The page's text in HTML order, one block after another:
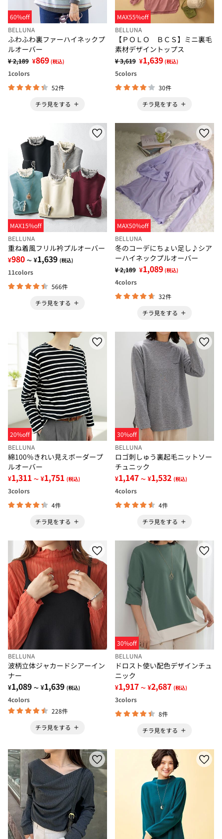
60%off
BELLUNA
ふわふわ裏ファーハイネックプ
ルオーバー
¥ 2,189 ¥869 (税込)
1colors
52件
チラ見をする
MAX55%off
BELLUNA
【ＰＯＬＯ ＢＣＳ】ミニ裏毛
素材デザイントップス
¥ 3,619 ¥1,639 (税込)
5colors
30件
チラ見をする
MAX15%off
BELLUNA
重ね着風フリル衿プルオーバー
¥980 ～ ¥1,639 (税込)
11colors
566件
チラ見をする
MAX50%off
BELLUNA
冬のコーデにちょい足し♪シア
ーハイネックプルオーバー
¥ 2,189 ¥1,089 (税込)
4colors
32件
チラ見をする
20%off
BELLUNA
綿100％きれい見えボーダープ
ルオーバー
¥1,311 ～ ¥1,751 (税込)
3colors
4件
チラ見をする
30%off
BELLUNA
ロゴ刺しゅう裏起毛ニットソー
チュニック
¥1,147 ～ ¥1,532 (税込)
4colors
4件
チラ見をする
BELLUNA
波柄立体ジャカードシアーイン
ナー
¥1,089 ～ ¥1,639 (税込)
4colors
228件
チラ見をする
30%off
BELLUNA
ドロスト使い配色デザインチュ
ニック
¥1,917 ～ ¥2,687 (税込)
3colors
8件
チラ見をする